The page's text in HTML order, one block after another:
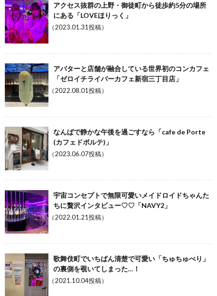
アクセス抜群の上野・御徒町から徒歩約5分の場所
にある「LOVEほりっく」
（2023.01.31投稿）
アバターと店舗が融合している世界初のコンカフェ
「ゼロイチライバーカフェ新宿三丁目店」
（2022.08.01投稿）
なんばで静かな午後を過ごすなら「cafe de Porte
(カフェドポルテ)」
（2023.06.07投稿）
宇宙コンセプトで無限可愛いメイドロイドちゃんた
ちに贅沢インタビュー♡♡「NAVY2」
（2022.01.21投稿）
歌舞伎町でいちばん清楚で可愛い「ちゅちゅべり」
の裏側を覗いてしまった…！
（2021.10.04投稿）